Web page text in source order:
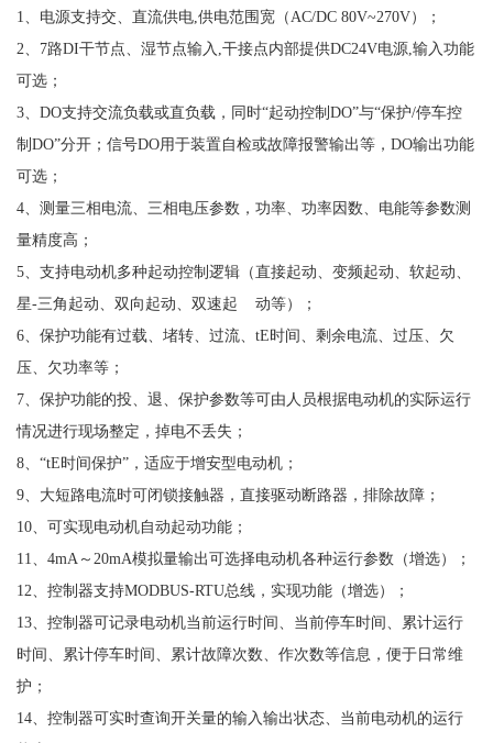
1、电源支持交、直流供电,供电范围宽（AC/DC 80V~270V）；
2、7路DI干节点、湿节点输入,干接点内部提供DC24V电源,输入功能
可选；
3、DO支持交流负载或直负载，同时“起动控制DO”与“保护/停车控
制DO”分开；信号DO用于装置自检或故障报警输出等，DO输出功能
可选；
4、测量三相电流、三相电压参数，功率、功率因数、电能等参数测
量精度高；
5、支持电动机多种起动控制逻辑（直接起动、变频起动、软起动、
星-三角起动、双向起动、双速起 动等）；
6、保护功能有过载、堵转、过流、tE时间、剩余电流、过压、欠
压、欠功率等；
7、保护功能的投、退、保护参数等可由人员根据电动机的实际运行
情况进行现场整定，掉电不丢失；
8、“tE时间保护”，适应于增安型电动机；
9、大短路电流时可闭锁接触器，直接驱动断路器，排除故障；
10、可实现电动机自动起动功能；
11、4mA～20mA模拟量输出可选择电动机各种运行参数（增选）；
12、控制器支持MODBUS-RTU总线，实现功能（增选）；
13、控制器可记录电动机当前运行时间、当前停车时间、累计运行
时间、累计停车时间、累计故障次数、作次数等信息，便于日常维
护；
14、控制器可实时查询开关量的输入输出状态、当前电动机的运行